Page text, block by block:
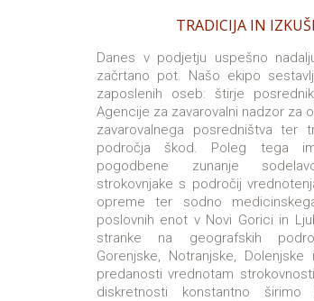
TRADICIJA IN
Danes v podjetju uspešno
začrtano pot. Našo ekipo
zaposlenih oseb: štirje
Agencije za zavarovalni nadzor za
zavarovalnega posredništva ter
področja škod. Poleg tega
pogodbene zunanje
strokovnjake s področij
opreme ter sodno
poslovnih enot v Novi Gorici in
stranke na geografskih
Gorenjske, Notranjske, Dolenjske
predanosti vrednotam
diskretnosti konstantno širimo